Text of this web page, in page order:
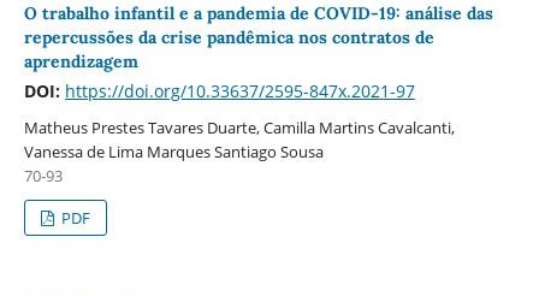
O trabalho infantil e a pandemia de COVID-19: análise das
repercussões da crise pandêmica nos contratos de
aprendizagem
DOI: https://doi.org/10.33637/2595-847x.2021-97
Matheus Prestes Tavares Duarte, Camilla Martins Cavalcanti,
Vanessa de Lima Marques Santiago Sousa
70-93
PDF